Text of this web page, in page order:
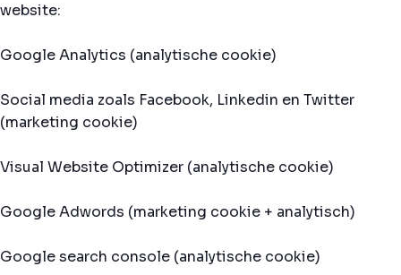
website:
Google Analytics (analytische cookie)
Social media zoals Facebook, Linkedin en Twitter
(marketing cookie)
Visual Website Optimizer (analytische cookie)
Google Adwords (marketing cookie + analytisch)
Google search console (analytische cookie)